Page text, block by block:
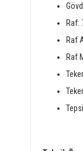
Raf:
Raf
Raf